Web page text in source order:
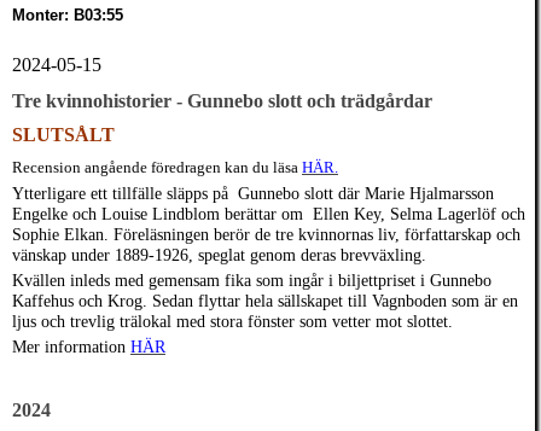
Monter: B03:55
2024-05-15
Tre kvinnohistorier - Gunnebo slott och trädgårdar
SLUTSÅLT
Recension angående föredragen kan du läsa HÄR.
Ytterligare ett tillfälle släpps på Gunnebo slott där Marie Hjalmarsson
Engelke och Louise Lindblom berättar om Ellen Key, Selma Lagerlöf och
Sophie Elkan. Föreläsningen berör de tre kvinnornas liv, författarskap och
vänskap under 1889-1926, speglat genom deras brevväxling.
Kvällen inleds med gemensam fika som ingår i biljettpriset i Gunnebo
Kaffehus och Krog. Sedan flyttar hela sällskapet till Vagnboden som är en
ljus och trevlig trälokal med stora fönster som vetter mot slottet.
Mer information HÄR
2024